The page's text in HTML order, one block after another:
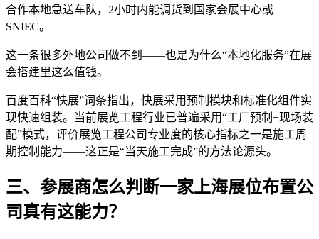
合作本地急送车队，2小时内能调货到国家会展中心或
SNIEC。
这一条很多外地公司做不到——也是为什么“本地化服务”在展
会搭建里这么值钱。
百度百科“快展”词条指出，快展采用预制模块和标准化组件实
现快速组装。当前展览工程行业已普遍采用“工厂预制+现场装
配”模式，评价展览工程公司专业度的核心指标之一是施工周
期控制能力——这正是“当天施工完成”的方法论源头。
三、参展商怎么判断一家上海展位布置公
司真有这能力？